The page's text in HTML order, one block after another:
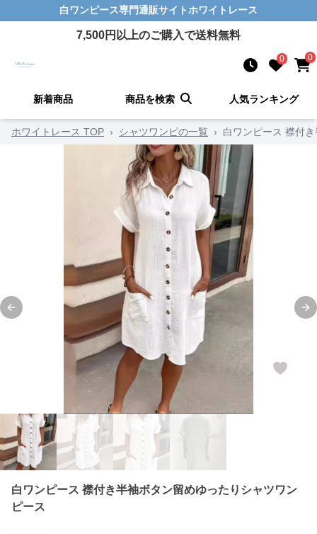
白ワンピース専門通販サイトホワイトレース
7,500円以上のご購入で送料無料
0 0
新着商品 商品を検索 人気ランキング
ホワイトレース TOP › シャツワンピの一覧 › 白ワンピース 襟付
Previous slide
白ワンピース 襟付き半袖ボタン留めゆったりシャツワン
ピース